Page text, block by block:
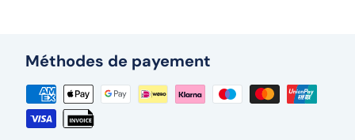
Méthodes de payement